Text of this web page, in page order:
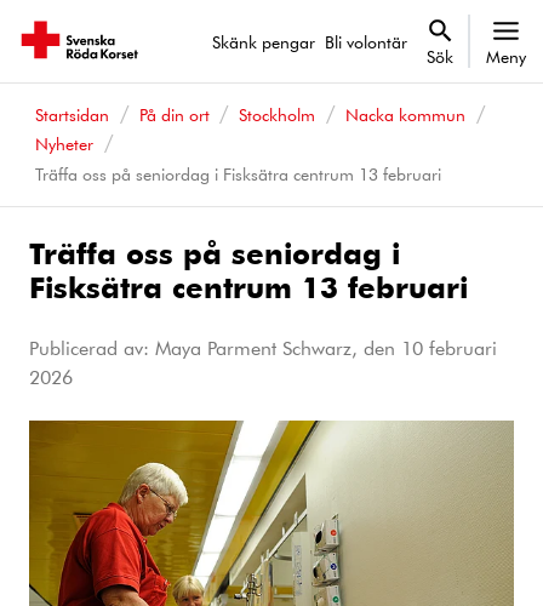
Skänk pengar Bli volontär
Sök Meny
Startsidan På din ort Stockholm
Nacka kommun
Nyheter
Träffa oss på seniordag i Fisksätra centrum 13 februari
Träffa oss på seniordag i
Fisksätra centrum 13 februari
Publicerad av: Maya Parment Schwarz, den 10 februari
2026